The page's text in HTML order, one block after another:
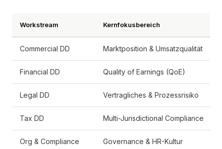
Workstream Kernfokusbereich
Commercial DD Marktposition & Umsatzqualität
Financial DD Quality of Earnings (QoE)
Legal DD Vertragliches & Prozessrisiko
Tax DD Multi-Jurisdictional Compliance
Org & Compliance Governance & HR-Kultur